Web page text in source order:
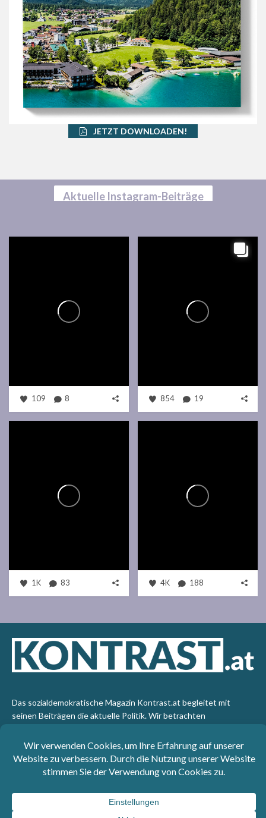
JETZT DOWNLOADEN!
Aktuelle Instagram-Beiträge
109 8 854 19
1K 83 4K 188
Das sozialdemokratische Magazin Kontrast.at begleitet mit
seinen Beiträgen die aktuelle Politik. Wir betrachten
emanzipatorischen Standpunkt aus. Kontrast wirft den Blick der
sozialen Gerechtigkeit auf die Welt.
: SPÖ-Klub - 1017 Wien - Telefon: +43 1 40110-
3393 - e-mail: redaktion@kontrast.at -